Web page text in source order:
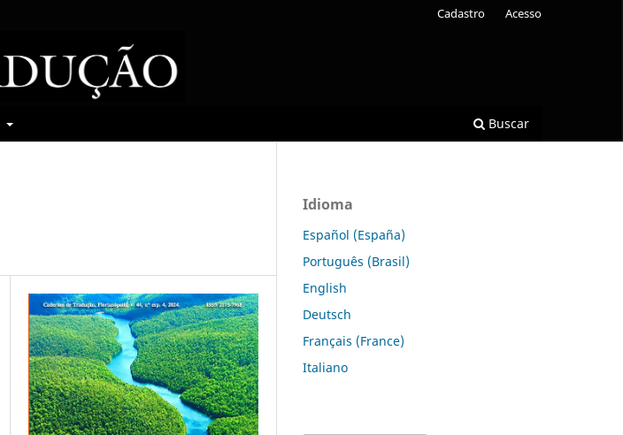
Buscar
Cadastro Acesso
Idioma
Español (España)
Português (Brasil)
English
Deutsch
Français (France)
Italiano